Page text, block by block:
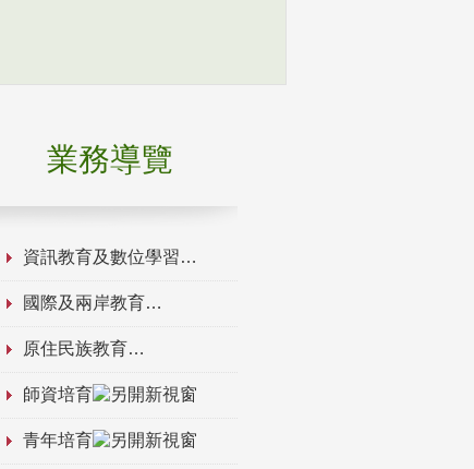
業務導覽
資訊教育及數位學習
國際及兩岸教育
原住民族教育
師資培育
青年培育